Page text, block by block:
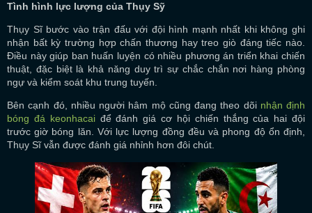
Tình hình lực lượng của Thụy Sỹ
Thụy Sĩ bước vào trận đấu với đội hình mạnh nhất khi không ghi
nhận bất kỳ trường hợp chấn thương hay treo giò đáng tiếc nào.
Điều này giúp ban huấn luyện có nhiều phương án triển khai chiến
thuật, đặc biệt là khả năng duy trì sự chắc chắn nơi hàng phòng
ngự và kiểm soát khu trung tuyến.
Bên cạnh đó, nhiều người hâm mộ cũng đang theo dõi nhận định
bóng đá keonhacaiđể đánh giá cơ hội chiến thắng của hai đội
trước giờ bóng lăn. Với lực lượng đồng đều và phong độ ổn định,
Thụy Sĩ vẫn được đánh giá nhỉnh hơn đôi chút.